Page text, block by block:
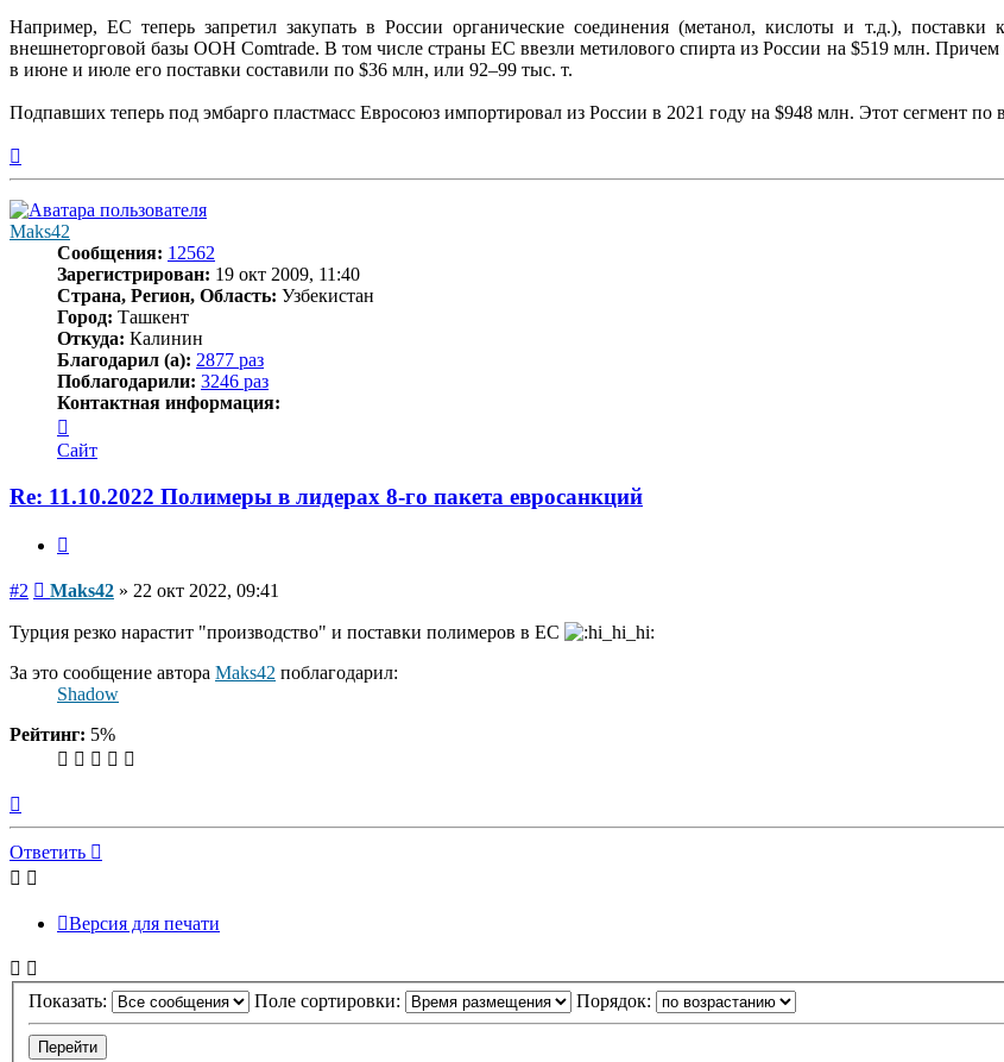
Например, ЕС теперь запретил закупать в России органические соединения (метанол, кислоты и т.д.),
внешнеторговой базы ООН Comtrade. В том числе страны ЕС ввезли метилового спирта из России на $519 млн. Причем
в июне и июле его поставки составили по $36 млн, или 92–99 тыс. т.
Подпавших теперь под эмбарго пластмасс Евросоюз импортировал из России в 2021 году на $948 млн. Этот сегмент по
Maks42
Сообщения: 12562
Зарегистрирован: 19 окт 2009, 11:40
Страна, Регион, Область: Узбекистан
Город: Ташкент
Откуда: Калинин
Благодарил (а): 2877 раз
Поблагодарили: 3246 раз
Контактная информация:
информация
пользователя
Maks42
Сайт
Re: 11.10.2022 Полимеры в лидерах 8-го пакета евросанкций
#2 Сообщение
Maks42 » 22 окт 2022, 09:41
Турция резко нарастит "производство" и поставки полимеров в ЕС
За это сообщение автора Maks42 поблагодарил:
Shadow
Рейтинг: 5%
началу
Ответить
Версия для печати
Показать: Поле сортировки: Порядок: